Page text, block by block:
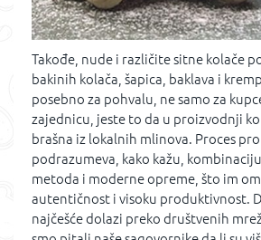
Takođe, nude i različite sitne kolače
bakinih kolača, šapica, baklava i
posebno za pohvalu, ne samo za
zajednicu, jeste to da u proizvodnji
brašna iz lokalnih mlinova. Proces
podrazumeva, kako kažu,
metoda i moderne opreme, što im
autentičnost i visoku produktivnost.
najčešće dolazi preko društvenih